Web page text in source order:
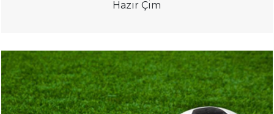
Hazır Çim